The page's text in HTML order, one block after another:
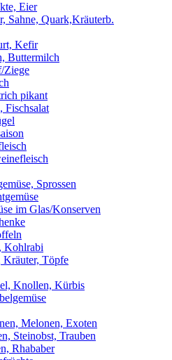
Eier
Sahne, Quark,Kräuterb.
Kefir
Buttermilch
Ziege
pikant
Fischsalat
Sprossen
im Glas/Konserven
Kohlrabi
Kräuter, Töpfe
Knollen, Kürbis
Melonen, Exoten
Steinobst, Trauben
Rhababer